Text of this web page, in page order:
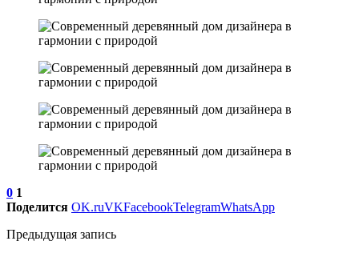
0 1
Поделится OK.ruVKFacebookTelegramWhatsApp
Предыдущая запись